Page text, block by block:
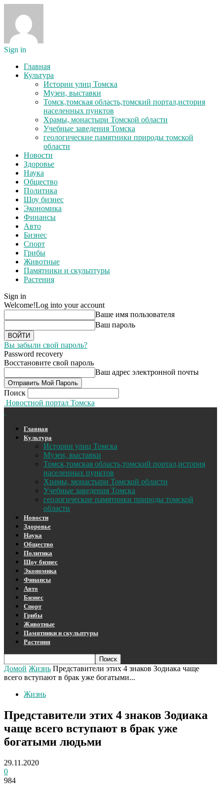
Sign in
Главная
Культура
Истории улиц Томска
Музеи, выставки
Томск,томская область,томский портал,история
населенных пунктов
Храмы, монастыри Томской области
Учебные заведения Томска
геологические памятники природы томской
области
Новости
Здоровье
Наука
Общество
Политика
Шоу бизнес
Экономика
Финансы
Авто
Бизнес
Спорт
Грибы
Животные
Памятники и скульптуры
Растения
Sign in
Welcome!Log into your account
Ваше имя пользователя
Ваш пароль
Вы забыли свой пароль?
Password recovery
Восстановите свой пароль
Ваш адрес электронной почты
Поиск
Новостной портал Томска
Главная
Культура
Истории улиц Томска
Музеи, выставки
Томск,томская область,томский портал,история
населенных пунктов
Храмы, монастыри Томской области
Учебные заведения Томска
геологические памятники природы томской
области
Новости
Здоровье
Наука
Общество
Политика
Шоу бизнес
Экономика
Финансы
Авто
Бизнес
Спорт
Грибы
Животные
Памятники и скульптуры
Растения
Домой Жизнь Представители этих 4 знаков Зодиака чаще
всего вступают в брак уже богатыми...
Жизнь
Представители этих 4 знаков Зодиака
чаще всего вступают в брак уже
богатыми людьми
29.11.2020
0
984